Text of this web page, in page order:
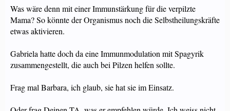
Was wäre denn mit einer Immunstärkung für die verpilzte
Mama? So könnte der Organismus noch die Selbstheilungskräfte
etwas aktivieren.
Gabriela hatte doch da eine Immunmodulation mit Spagyrik
zusammengestellt, die auch bei Pilzen helfen sollte.
Frag mal Barbara, ich glaub, sie hat sie im Einsatz.